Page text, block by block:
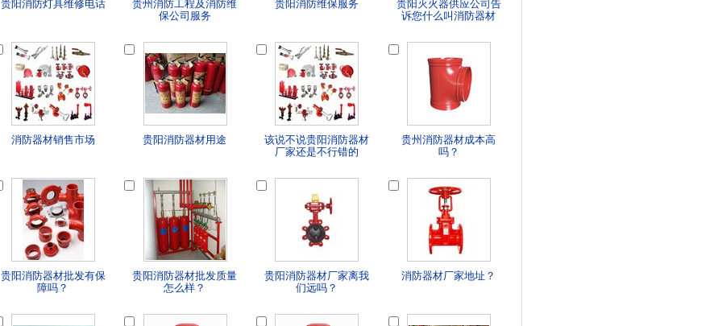
贵阳消防灯具维修电话
贵州消防工程及消防维
保公司服务
贵阳消防维保服务
贵阳灭火器供应公司告
诉您什么叫消防器材
消防器材销售市场 贵阳消防器材用途
该说不说贵阳消防器材
厂家还是不行错的
贵州消防器材成本高
吗？
贵阳消防器材批发有保
障吗？
贵阳消防器材批发质量
怎么样？
贵阳消防器材厂家离我
们远吗？
消防器材厂家地址？